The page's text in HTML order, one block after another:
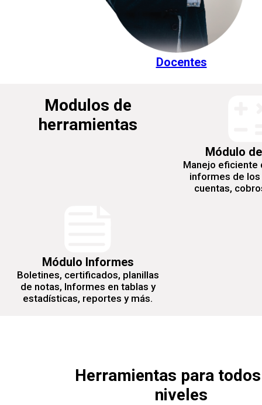
Docentes
Modulos de
herramientas
Módulo
Manejo eficiente
informes de
cuentas,
Módulo Informes
Boletines, certificados, planillas
de notas, Informes en tablas y
estadísticas, reportes y más.
Herramientas para
niveles